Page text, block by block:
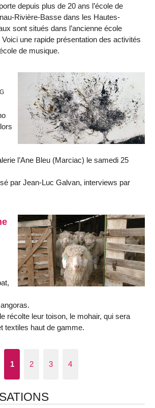
depuis plus de 20 ans l’école de
Rivière-Basse dans les Hautes-
sont situés dans l’ancienne école
Voici une rapide présentation des activités
de musique.
l’Ane Bleu (Marciac) le samedi 25
par Jean-Luc Galvan, interviews par
récolte leur toison, le mohair, qui sera
textiles haut de gamme.
1 2 3 4